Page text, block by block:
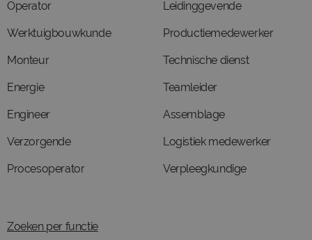
Operator
Werktuigbouwkunde
Monteur
Energie
Engineer
Verzorgende
Procesoperator
Leidinggevende
Productiemedewerker
Technische dienst
Teamleider
Assemblage
Logistiek medewerker
Verpleegkundige
Zoeken per functie